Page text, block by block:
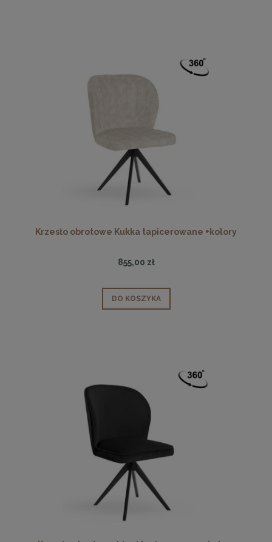
Krzesło obrotowe Kukka tapicerowane +kolory
855,00 zł
DO KOSZYKA